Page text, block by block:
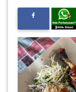
TUDUNG(0)
ARTIKEL(14)